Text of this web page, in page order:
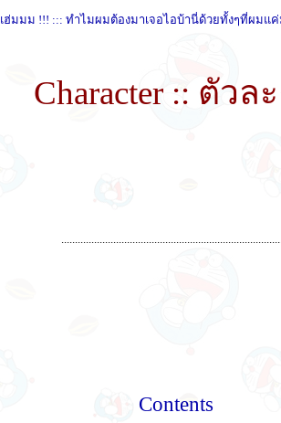
ฮ่มมม !!! ::: ทำไมผมต้องมาเจอไอบ้านี่ด้วยทั้งๆที่ผมแค่
Character :: ตัวล
Contents